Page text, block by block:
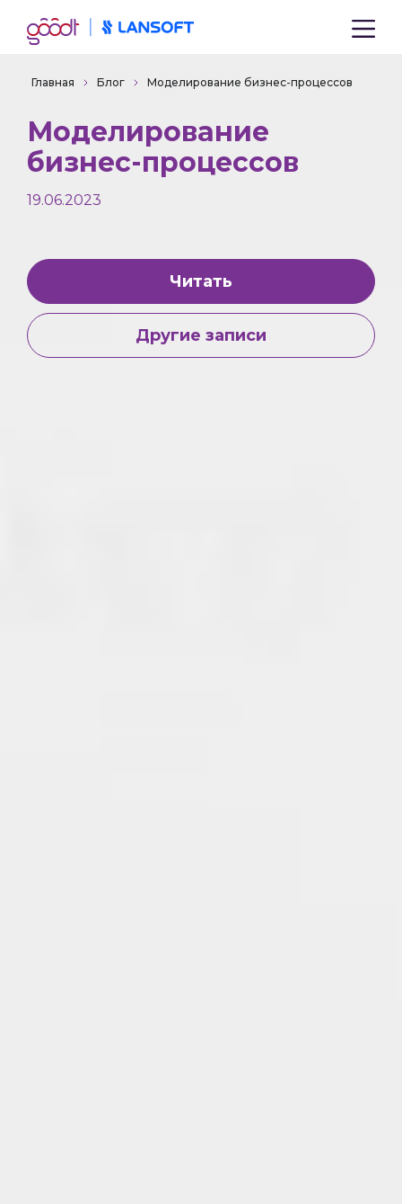
Главная Блог Моделирование бизнес-процессов
Моделирование
бизнес-процессов
19.06.2023
Читать
Другие записи